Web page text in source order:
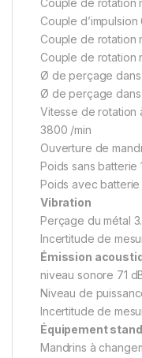
Couple de rotation
Couple d’impulsion
Couple de rotation
Couple de rotation
Ø de perçage dans
Ø de perçage
Vitesse de rotation
3800 /min
Ouverture de
Poids sans batterie
Poids avec batterie
Vibration
Perçage du métal
Incertitude de
Émission
niveau sonore 71
Niveau de
Incertitude de
Équipement
Mandrins à